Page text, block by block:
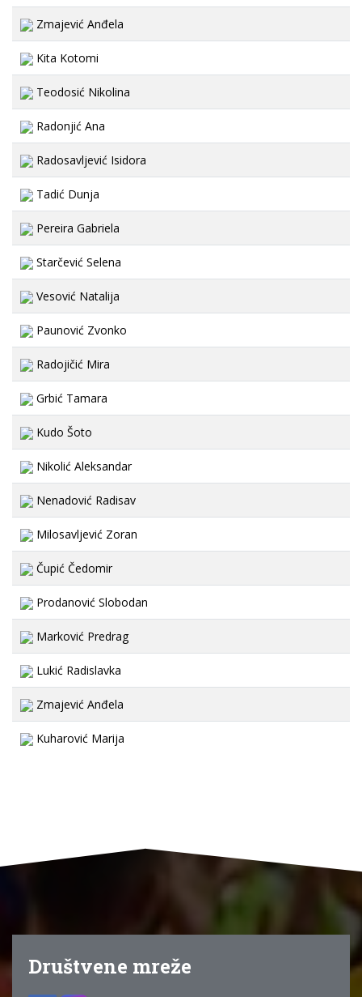
Zmajević Anđela
Kita Kotomi
Teodosić Nikolina
Radonjić Ana
Radosavljević Isidora
Tadić Dunja
Pereira Gabriela
Starčević Selena
Vesović Natalija
Paunović Zvonko
Radojičić Mira
Grbić Tamara
Kudo Šoto
Nikolić Aleksandar
Nenadović Radisav
Milosavljević Zoran
Čupić Čedomir
Prodanović Slobodan
Marković Predrag
Lukić Radislavka
Zmajević Anđela
Kuharović Marija
Društvene mreže